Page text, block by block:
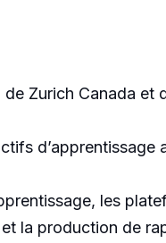
Zurich Canada
les
la production de